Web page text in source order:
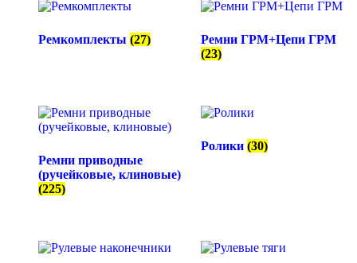
Ремкомплекты (27)
Ремни ГРМ+Цепи ГРМ
(23)
Ремни приводные
(ручейковые, клиновые)
(225)
Ролики (30)